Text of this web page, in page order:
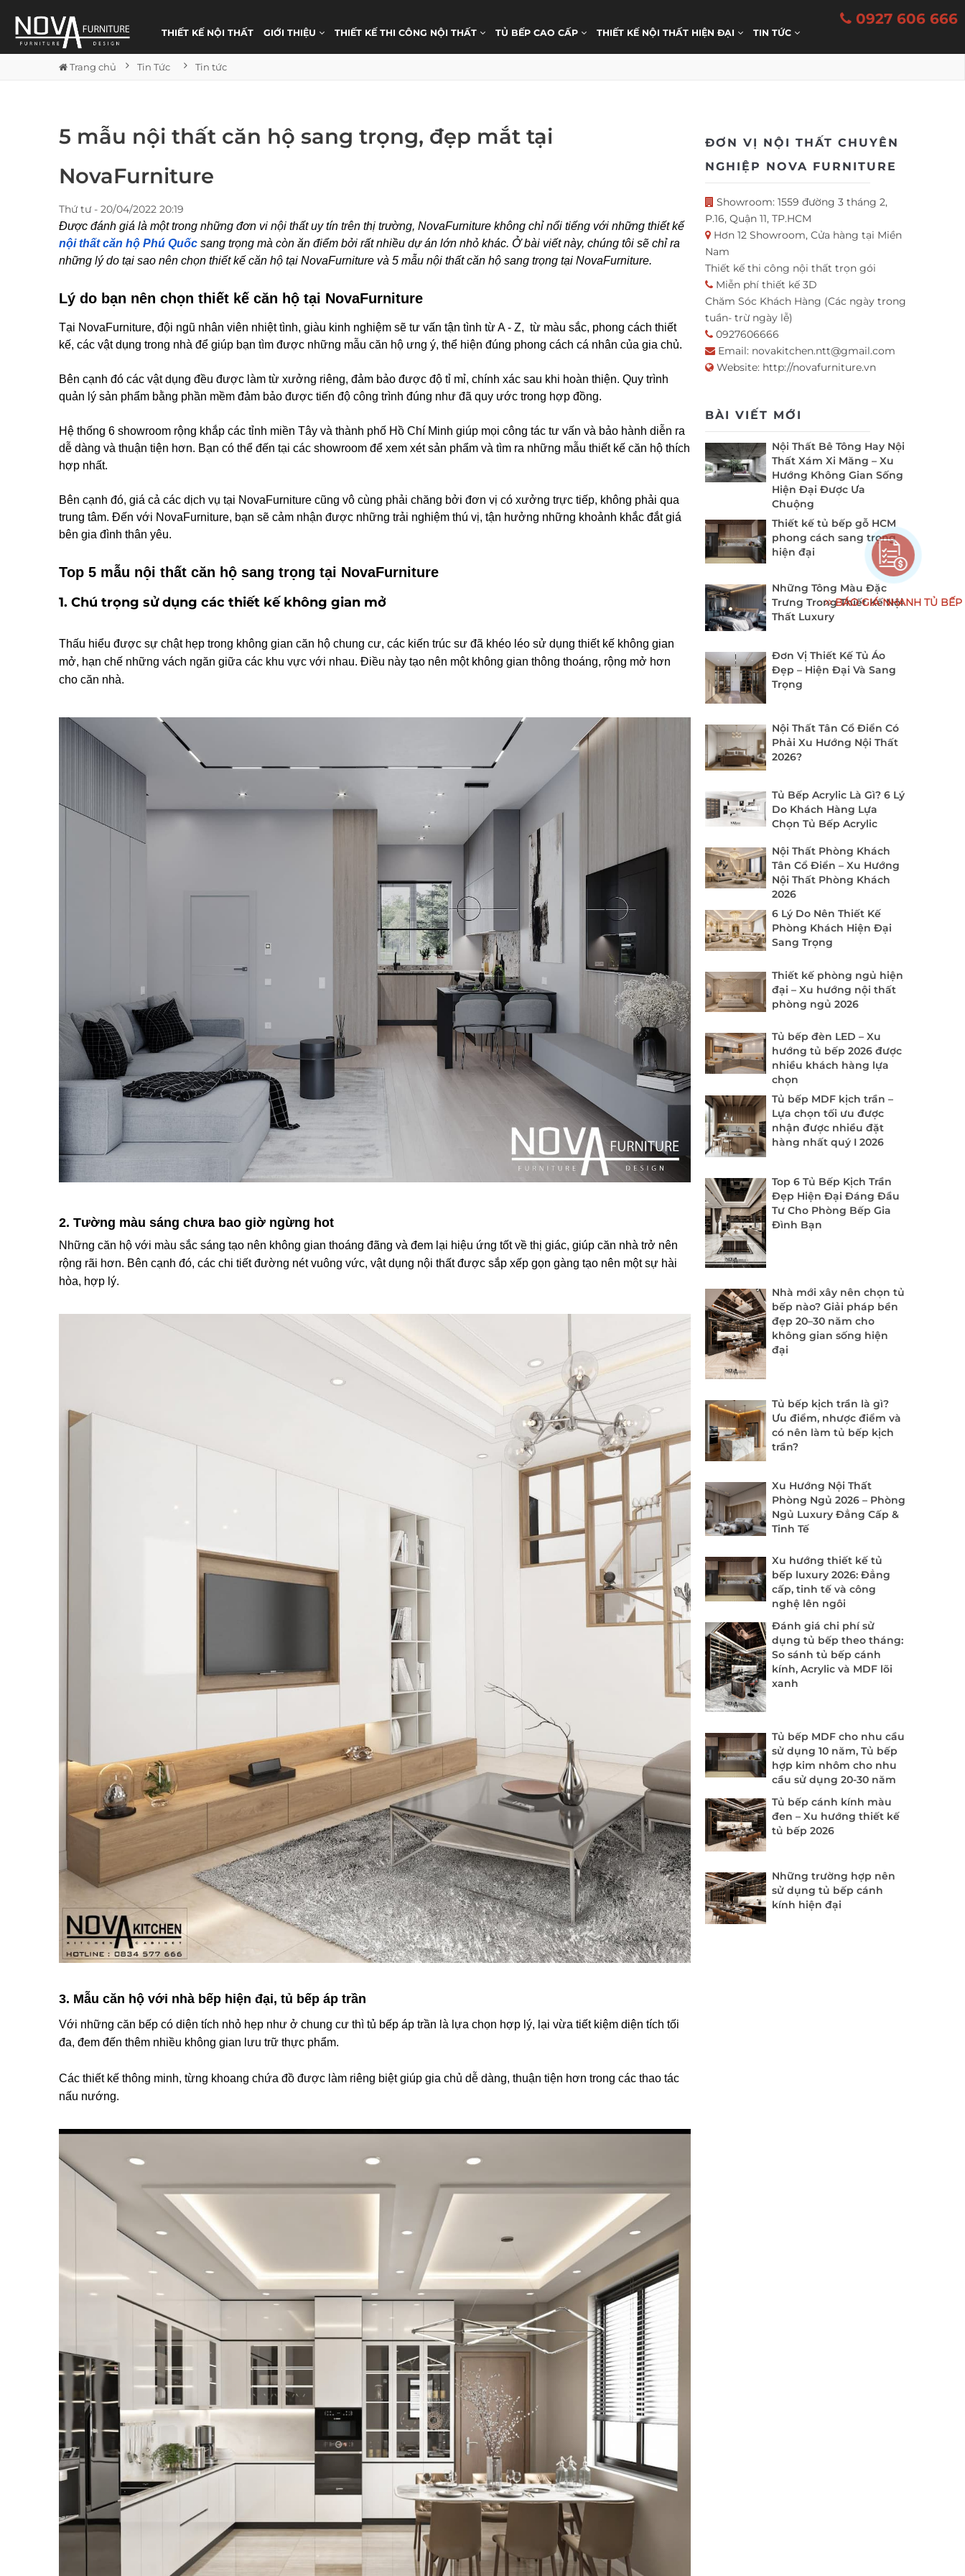
0927 606 666
THIẾT KẾ NỘI THẤT GIỚI THIỆU THIẾT KẾ THI CÔNG NỘI THẤT TỦ BẾP CAO CẤP THIẾT KẾ NỘI THẤT HIỆN ĐẠI TIN TỨC
Trang chủ Tin Tức Tin tức
5 mẫu nội thất căn hộ sang trọng, đẹp mắt tại
NovaFurniture
Thứ tư - 20/04/2022 20:19
Được đánh giá là một trong những đơn vi nội thất uy tín trên thị trường, NovaFurniture không chỉ nổi tiếng với những thiết kế
nội thất căn hộ Phú Quốc sang trọng mà còn ăn điểm bởi rất nhiều dự án lớn nhỏ khác. Ở bài viết này, chúng tôi sẽ chỉ ra
những lý do tại sao nên chọn thiết kế căn hộ tại NovaFurniture và 5 mẫu nội thất căn hộ sang trọng tại NovaFurniture.
Lý do bạn nên chọn thiết kế căn hộ tại NovaFurniture
Tại NovaFurniture, đội ngũ nhân viên nhiệt tình, giàu kinh nghiệm sẽ tư vấn tận tình từ A - Z, từ màu sắc, phong cách thiết
kế, các vật dụng trong nhà để giúp bạn tìm được những mẫu căn hộ ưng ý, thể hiện đúng phong cách cá nhân của gia chủ.
Bên cạnh đó các vật dụng đều được làm từ xưởng riêng, đảm bảo được độ tỉ mỉ, chính xác sau khi hoàn thiện. Quy trình
quản lý sản phẩm bằng phần mềm đảm bảo được tiến độ công trình đúng như đã quy ước trong hợp đồng.
Hệ thống 6 showroom rộng khắp các tỉnh miền Tây và thành phố Hồ Chí Minh giúp mọi công tác tư vấn và bảo hành diễn ra
dễ dàng và thuận tiện hơn. Bạn có thể đến tại các showroom để xem xét sản phẩm và tìm ra những mẫu thiết kế căn hộ thích
hợp nhất.
Bên cạnh đó, giá cả các dịch vụ tại NovaFurniture cũng vô cùng phải chăng bởi đơn vị có xưởng trực tiếp, không phải qua
trung tâm. Đến với NovaFurniture, bạn sẽ cảm nhận được những trải nghiệm thú vị, tận hưởng những khoảnh khắc đắt giá
bên gia đình thân yêu.
Top 5 mẫu nội thất căn hộ sang trọng tại NovaFurniture
1. Chú trọng sử dụng các thiết kế không gian mở
Thấu hiểu được sự chật hẹp trong không gian căn hộ chung cư, các kiến trúc sư đã khéo léo sử dụng thiết kế không gian
mở, hạn chế những vách ngăn giữa các khu vực với nhau. Điều này tạo nên một không gian thông thoáng, rộng mở hơn
cho căn nhà.
2. Tường màu sáng chưa bao giờ ngừng hot
Những căn hộ với màu sắc sáng tạo nên không gian thoáng đãng và đem lại hiệu ứng tốt về thị giác, giúp căn nhà trở nên
rộng rãi hơn. Bên cạnh đó, các chi tiết đường nét vuông vức, vật dụng nội thất được sắp xếp gọn gàng tạo nên một sự hài
hòa, hợp lý.
3. Mẫu căn hộ với nhà bếp hiện đại, tủ bếp áp trần
Với những căn bếp có diện tích nhỏ hẹp như ở chung cư thì tủ bếp áp trần là lựa chọn hợp lý, lại vừa tiết kiệm diện tích tối
đa, đem đến thêm nhiều không gian lưu trữ thực phẩm.
Các thiết kế thông minh, từng khoang chứa đồ được làm riêng biệt giúp gia chủ dễ dàng, thuận tiện hơn trong các thao tác
nấu nướng.
ĐƠN VỊ NỘI THẤT CHUYÊN
NGHIỆP NOVA FURNITURE
Showroom: 1559 đường 3 tháng 2,
P.16, Quận 11, TP.HCM
Hơn 12 Showroom, Cửa hàng tại Miền
Nam
Thiết kế thi công nội thất trọn gói
Miễn phí thiết kế 3D
Chăm Sóc Khách Hàng (Các ngày trong
tuần- trừ ngày lễ)
0927606666
Email: novakitchen.ntt@gmail.com
Website: http://novafurniture.vn
BÀI VIẾT MỚI
Nội Thất Bê Tông Hay Nội
Thất Xám Xi Măng – Xu
Hướng Không Gian Sống
Hiện Đại Được Ưa
Chuộng
Thiết kế tủ bếp gỗ HCM
phong cách sang trọng
hiện đại
Những Tông Màu Đặc
Trưng Trong Thiết Kế Nội
Thất Luxury
Đơn Vị Thiết Kế Tủ Áo
Đẹp – Hiện Đại Và Sang
Trọng
Nội Thất Tân Cổ Điển Có
Phải Xu Hướng Nội Thất
2026?
Tủ Bếp Acrylic Là Gì? 6 Lý
Do Khách Hàng Lựa
Chọn Tủ Bếp Acrylic
Nội Thất Phòng Khách
Tân Cổ Điển – Xu Hướng
Nội Thất Phòng Khách
2026
6 Lý Do Nên Thiết Kế
Phòng Khách Hiện Đại
Sang Trọng
Thiết kế phòng ngủ hiện
đại – Xu hướng nội thất
phòng ngủ 2026
Tủ bếp đèn LED – Xu
hướng tủ bếp 2026 được
nhiều khách hàng lựa
chọn
Tủ bếp MDF kịch trần –
Lựa chọn tối ưu được
nhận được nhiều đặt
hàng nhất quý I 2026
Top 6 Tủ Bếp Kịch Trần
Đẹp Hiện Đại Đáng Đầu
Tư Cho Phòng Bếp Gia
Đình Bạn
Nhà mới xây nên chọn tủ
bếp nào? Giải pháp bền
đẹp 20–30 năm cho
không gian sống hiện
đại
Tủ bếp kịch trần là gì?
Ưu điểm, nhược điểm và
có nên làm tủ bếp kịch
trần?
Xu Hướng Nội Thất
Phòng Ngủ 2026 – Phòng
Ngủ Luxury Đẳng Cấp &
Tinh Tế
Xu hướng thiết kế tủ
bếp luxury 2026: Đẳng
cấp, tinh tế và công
nghệ lên ngôi
Đánh giá chi phí sử
dụng tủ bếp theo tháng:
So sánh tủ bếp cánh
kính, Acrylic và MDF lõi
xanh
Tủ bếp MDF cho nhu cầu
sử dụng 10 năm, Tủ bếp
hợp kim nhôm cho nhu
cầu sử dụng 20-30 năm
Tủ bếp cánh kính màu
đen – Xu hướng thiết kế
tủ bếp 2026
Những trường hợp nên
sử dụng tủ bếp cánh
kính hiện đại
BÁO GIÁ NHANH TỦ BẾP